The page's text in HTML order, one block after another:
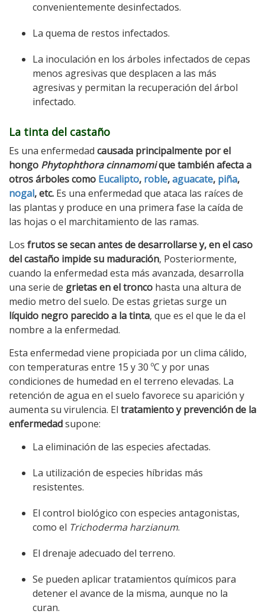
convenientemente desinfectados.
La quema de restos infectados.
La inoculación en los árboles infectados de cepas
menos agresivas que desplacen a las más
agresivas y permitan la recuperación del árbol
infectado.
La tinta del castaño
Es una enfermedad causada principalmente por el
hongo Phytophthora cinnamomique también afecta a
otros árboles como Eucalipto, roble,aguacate, piña,
nogal, etc. Es una enfermedad que ataca las raíces de
las plantas y produce en una primera fase la caída de
las hojas o el marchitamiento de las ramas.
Los frutos se secan antes de desarrollarse y, en el caso
del castaño impide su maduración, Posteriormente,
cuando la enfermedad esta más avanzada, desarrolla
una serie de grietas en el tronco hasta una altura de
medio metro del suelo. De estas grietas surge un
líquido negro parecido a la tinta, que es el que le da el
nombre a la enfermedad.
Esta enfermedad viene propiciada por un clima cálido,
con temperaturas entre 15 y 30 ºC y por unas
condiciones de humedad en el terreno elevadas. La
retención de agua en el suelo favorece su aparición y
aumenta su virulencia. El tratamiento y prevención de la
enfermedadsupone:
La eliminación de las especies afectadas.
La utilización de especies híbridas más
resistentes.
El control biológico con especies antagonistas,
como el Trichoderma harzianum.
El drenaje adecuado del terreno.
Se pueden aplicar tratamientos químicos para
detener el avance de la misma, aunque no la
curan.